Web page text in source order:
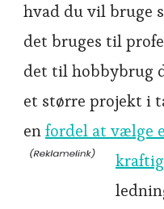
hvad du vil bruge
det bruges til
det til hobbybrug
et større projekt i
enfordel at vælge
kraftig